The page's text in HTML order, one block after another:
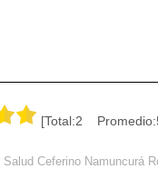
[Total:2
Salud Ceferino Namuncurá